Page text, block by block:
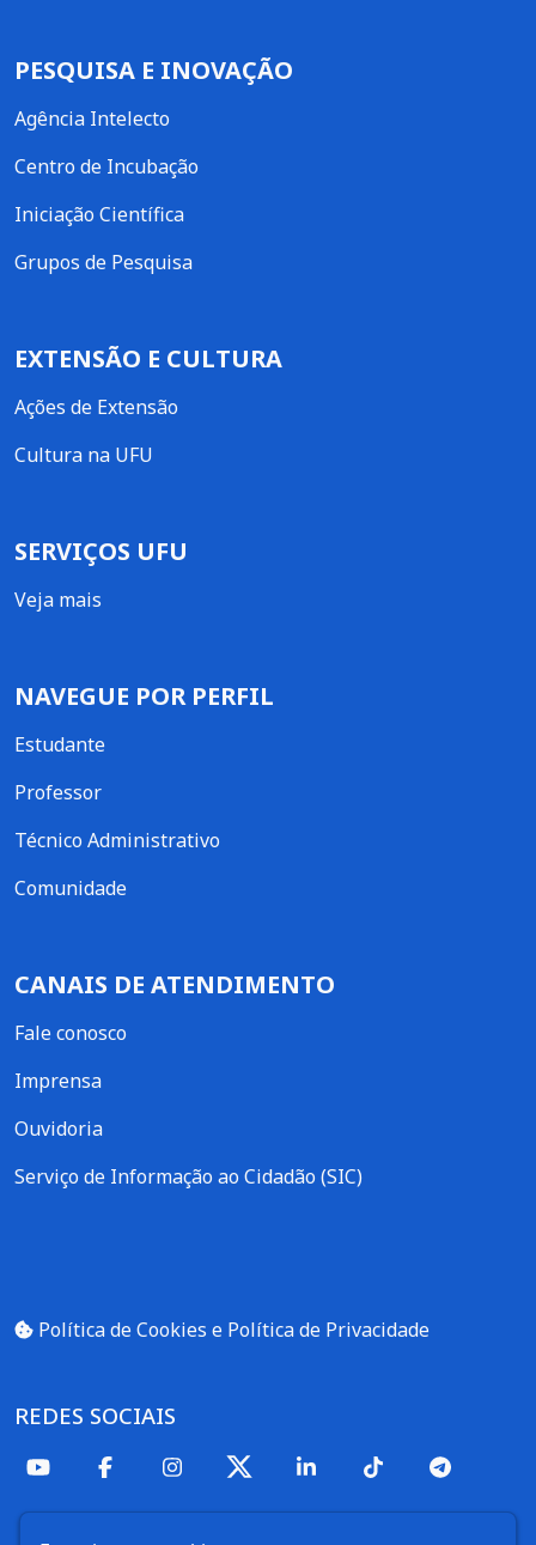
PESQUISA E INOVAÇÃO
Agência Intelecto
Centro de Incubação
Iniciação Científica
Grupos de Pesquisa
EXTENSÃO E CULTURA
Ações de Extensão
Cultura na UFU
SERVIÇOS UFU
Veja mais
NAVEGUE POR PERFIL
Estudante
Professor
Técnico Administrativo
Comunidade
CANAIS DE ATENDIMENTO
Fale conosco
Imprensa
Ouvidoria
Serviço de Informação ao Cidadão (SIC)
Política de Cookies e Política de Privacidade
REDES SOCIAIS